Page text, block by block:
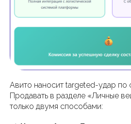
Авито наносит targeted-удар по
Продавать в разделе «Личные
только двумя способами: